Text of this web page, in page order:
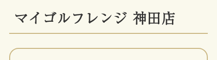
マイゴルフレンジ 神田店